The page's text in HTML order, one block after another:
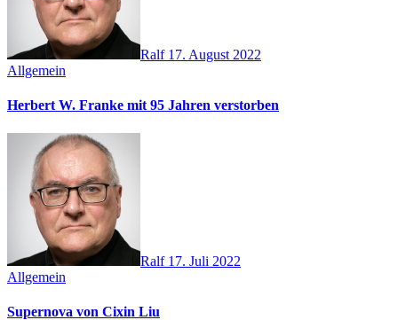
Ralf 17. August 2022
Allgemein
Herbert W. Franke mit 95 Jahren verstorben
Ralf 17. Juli 2022
Allgemein
Supernova von Cixin Liu